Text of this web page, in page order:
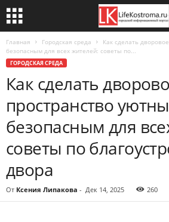
Главная Городская среда
Как сделать
безопасным для всех жителей: советы по...
ГОРОДСКАЯ СРЕДА
Как сделать
пространство
безопасным для
советы по
двора
От Ксения Липакова - Дек 14, 2025 260